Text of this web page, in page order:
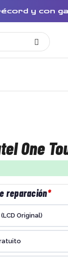
y con
One
reparación
Original)